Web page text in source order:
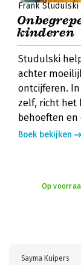
Frank Studulski
kinderen
Studulski
achter
ontcijferen.
zelf, richt het
behoeften en
Boek bekijken
Op
Sayma Kuipers